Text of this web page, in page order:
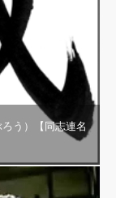
う）【同志連名